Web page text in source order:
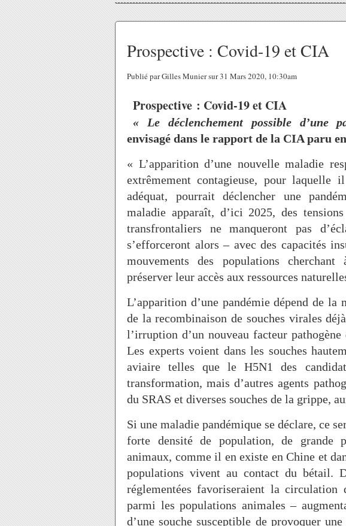
Prospective : Covid-19 et CIA
Publié par Gilles Munier sur 31 Mars 2020, 10:30am
Prospective : Covid-19 et CIA
« Le déclenchement possible d’une
envisagé dans le rapport de la CIA paru
« L’apparition d’une nouvelle maladie
extrêmement contagieuse, pour laquelle
adéquat, pourrait déclencher une
maladie apparaît, d’ici 2025, des
transfrontaliers ne manqueront pas
s’efforceront alors – avec des capacités
mouvements des populations
préserver leur accès aux ressources
L’apparition d’une pandémie dépend de la
de la recombinaison de souches virales
l’irruption d’un nouveau facteur
Les experts voient dans les souches
aviaire telles que le H5N1 des
transformation, mais d’autres agents
du SRAS et diverses souches de la grippe,
Si une maladie pandémique se déclare, ce
forte densité de population, de grande
animaux, comme il en existe en Chine et
populations vivent au contact du bétail.
réglementées favoriseraient la circulation
parmi les populations animales –
d’une souche susceptible de provoquer